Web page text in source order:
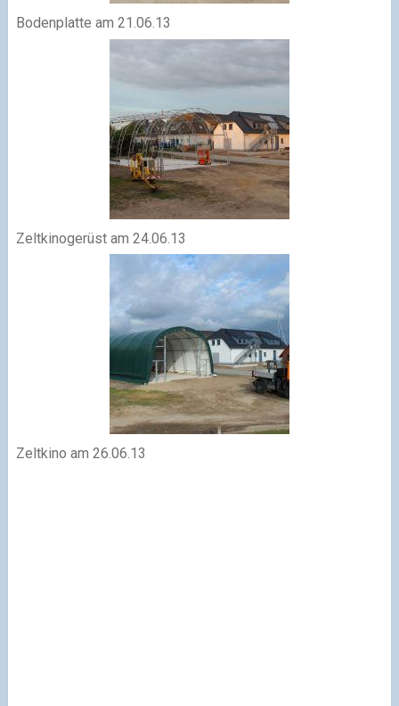
Bodenplatte am 21.06.13
Zeltkinogerüst am 24.06.13
Zeltkino am 26.06.13